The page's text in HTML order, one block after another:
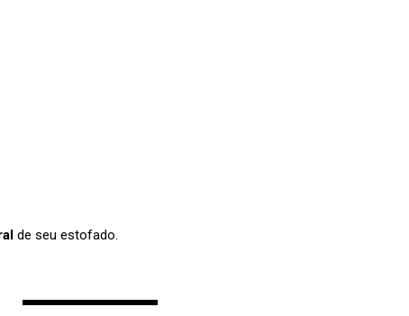
de seu estofado.